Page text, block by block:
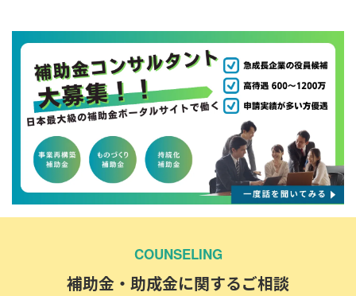
COUNSELING
補助金・助成金に関するご相談